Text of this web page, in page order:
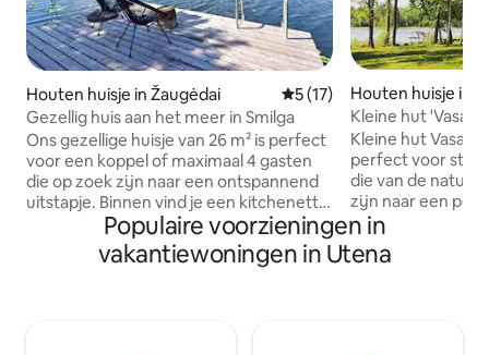
Houten huisje in Žaugėdai Gemiddelde beoordeling
5 (17)
Gezellig huis aan het meer in Smilga
Ons gezellige huisje van 26 m² is perfect
voor een koppel of maximaal 4 gasten
die op zoek zijn naar een ontspannend
uitstapje. Binnen vind je een kitchenette,
een eethoek, een tweepersoonsbed,
extra slaapplaatsen en een badkamer
met douche. De airconditioning zorgt
Houten huisje in
Kleine hut
boerderij
Kleine hut Vasara
perfect voor
die van de natuur
zijn naar een
hut heeft een
kleine keuken.
Populaire voorzieningen in
vakantiewoningen in Utena